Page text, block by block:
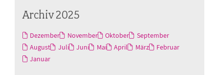
Archiv 2025
Dezember November Oktober
September
August
Juli Juni Mai April März
Februar
Januar